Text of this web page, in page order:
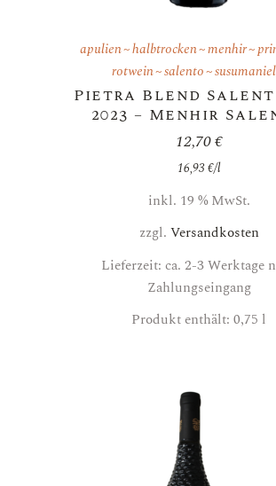
apulien halbtrocken menhir
rotwein salento
Pietra Blend
2023 – Menhir
12,70€
16,93 €/l
inkl. 19 % MwSt.
zzgl. Versandkosten
Lieferzeit: ca. 2-3 Werktage
Zahlungseingang
Produkt enthält: 0,75 l